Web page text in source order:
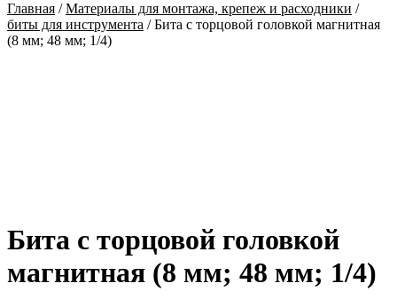
Главная /Материалы для монтажа, крепеж и расходники /
биты для инструмента /Бита с торцовой головкой магнитная
(8 мм; 48 мм; 1/4)
Бита с торцовой головкой
магнитная (8 мм; 48 мм; 1/4)